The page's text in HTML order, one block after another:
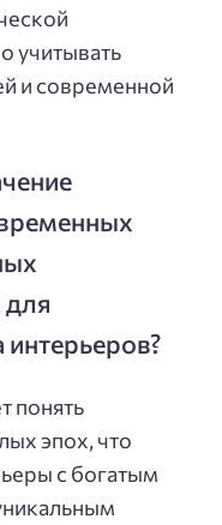
учитывать
и современной
понять
эпох, что
с богатым